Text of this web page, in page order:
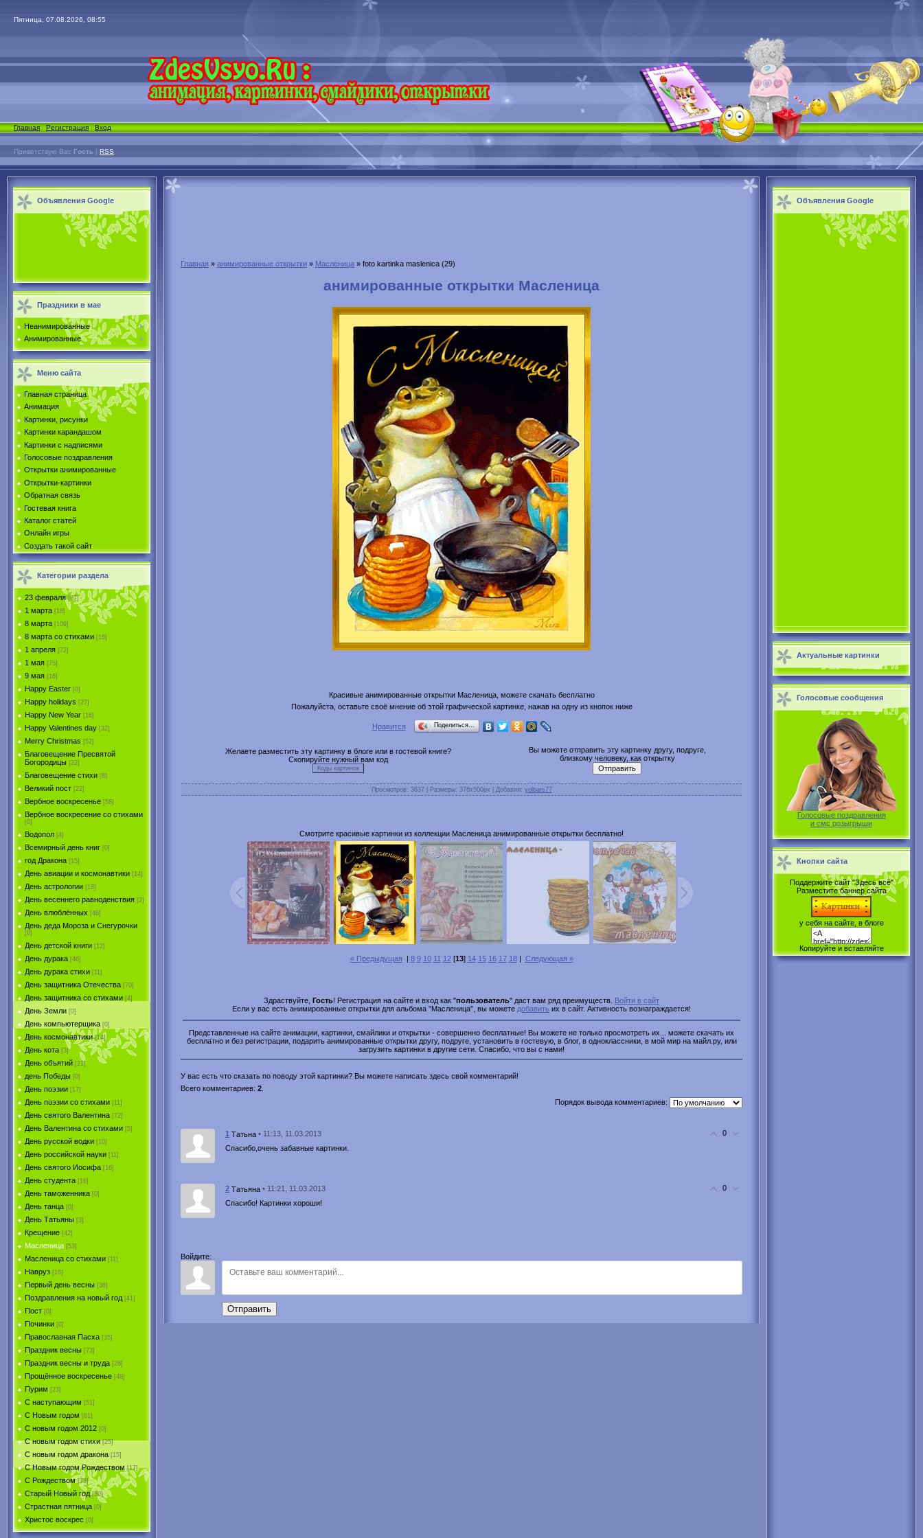
Пятница, 07.08.2026, 08:55
Главная|Регистрация|Вход
Приветствую Вас Гость | RSS
Объявления Google
Праздники в мае
Неанимированные
Анимированные
Меню сайта
Главная страница
Анимация
Картинки, рисунки
Картинки карандашом
Картинки с надписями
Голосовые поздравления
Открытки анимированные
Открытки-картинки
Обратная связь
Гостевая книга
Каталог статей
Онлайн игры
Создать такой сайт
Категории раздела
23 февраля [67]
1 марта [18]
8 марта [109]
8 марта со стихами [16]
1 апреля [72]
1 мая [75]
9 мая [16]
Happy Easter [0]
Happy holidays [27]
Happy New Year [16]
Happy Valentines day [32]
Merry Christmas [52]
Благовещение Пресвятой
Богородицы [22]
Благовещение стихи [8]
Великий пост [22]
Вербное воскресенье [58]
Вербное воскресение со стихами
[0]
Водопол [4]
Всемирный день книг [0]
год Дракона [15]
День авиации и космонавтики [14]
День астрологии [18]
День весеннего равноденствия [2]
День влюблённых [46]
День деда Мороза и Снегурочки
[0]
День детской книги [12]
День дурака [46]
День дурака стихи [11]
День защитника Отечества [70]
День защитника со стихами [4]
День Земли [0]
День компьютерщика [0]
День космонавтики [14]
День кота [3]
День объятий [21]
день Победы [0]
День поэзии [17]
День поэзии со стихами [11]
День святого Валентина [72]
День Валентина со стихами [5]
День русской водки [10]
День российской науки [11]
День святого Иосифа [16]
День студента [16]
День таможенника [0]
День танца [0]
День Татьяны [3]
Крещение [42]
Масленица [53]
Масленица со стихами [11]
Навруз [16]
Первый день весны [36]
Поздравления на новый год [41]
Пост [0]
Починки [0]
Православная Пасха [35]
Праздник весны [73]
Праздник весны и труда [26]
Прощённое воскресенье [48]
Пурим [23]
C наступающим [51]
С Новым годом [61]
С новым годом 2012 [0]
С новым годом стихи [25]
С новым годом дракона [15]
C Новым годом Рождеством [17]
С Рождеством [73]
Старый Новый год [30]
Страстная пятница [0]
Христоc воскрес [0]
Главная » анимированные открытки » Масленица » foto kartinka maslenica (29)
анимированные открытки Масленица
Красивые анимированные открытки Масленица, можете скачать бесплатно
Пожалуйста, оставьте своё мнение об этой графической картинке, нажав на одну из кнопок ниже
Нравится Поделиться…
Желаете разместить эту картинку в блоге или в гостевой книге?
Скопируйте нужный вам код
Вы можете отправить эту картинку другу, подруге,
близкому человеку, как открытку
Просмотров: 3637 | Размеры: 376x500px | Добавил: yolbars77
Смотрите красивые картинки из коллекции Масленица анимированные открытки бесплатно!
« Предыдущая | 8 9 10 11 12[13] 14 15 16 17 18| Следующая »
Здраствуйте, Гость! Регистрация на сайте и вход как "пользователь" даст вам ряд преимуществ. Войти в сайт
Если у вас есть анимированные открытки для альбома "Масленица", вы можете добавить их в сайт. Активность вознаграждается!
Представленные на сайте анимации, картинки, смайлики и открытки - совершенно бесплатные! Вы можете не только просмотреть их... можете скачать их
бесплатно и без регистрации, подарить анимированные открытки другу, подруге, установить в гостевую, в блог, в одноклассники, в мой мир на майл.ру, или
загрузить картинки в другие сети. Спасибо, что вы с нами!
У вас есть что сказать по поводу этой картинки? Вы можете написать здесь свой комментарий!
Всего комментариев: 2
Порядок вывода комментариев:
0
1 Татьна • 11:13, 11.03.2013
Спасибо,очень забавные картинки.
0
2 Татьяна • 11:21, 11.03.2013
Спасибо! Картинки хороши!
Войдите:
Отправить
Объявления Google
Актуальные картинки
Голосовые сообщения
Голосовые поздравления
и смс розыгрыши
Кнопки сайта
Поддержите сайт "Здесь всё"
Разместите баннер сайта
у себя на сайте, в блоге
Копируйте и вставляйте